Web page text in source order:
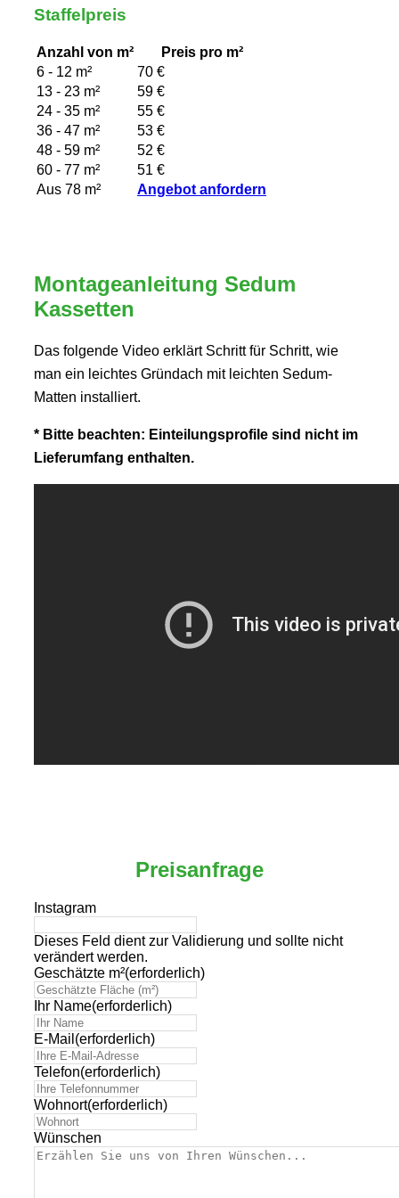
Staffelpreis
Anzahl von m²
Preis pro m²
6 - 12 m²
70 €
13 - 23 m²
59 €
24 - 35 m²
55 €
36 - 47 m²
53 €
48 - 59 m²
52 €
60 - 77 m²
51 €
Aus 78 m²
Angebot anfordern
Montageanleitung Sedum
Kassetten
Das folgende Video erklärt Schritt für Schritt, wie
man ein leichtes Gründach mit leichten Sedum-
Matten installiert.
* Bitte beachten: Einteilungsprofile sind nicht im
Lieferumfang enthalten.
Preisanfrage
Instagram
Dieses Feld dient zur Validierung und sollte nicht
verändert werden.
Geschätzte m²(erforderlich)
Ihr Name(erforderlich)
E-Mail (erforderlich)
Telefon(erforderlich)
Wohnort(erforderlich)
Wünschen